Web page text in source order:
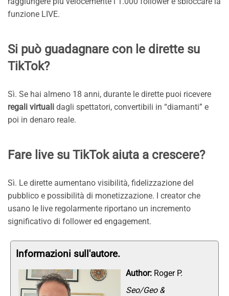
funzione LIVE.
Si può guadagnare con le dirette su
TikTok?
Sì. Se hai almeno 18 anni, durante le dirette puoi ricevere
regali virtuali dagli spettatori, convertibili in “diamanti” e
poi in denaro reale.
Fare live su TikTok aiuta a crescere?
Sì. Le dirette aumentano visibilità, fidelizzazione del
pubblico e possibilità di monetizzazione. I creator che
usano le live regolarmente riportano un incremento
significativo di follower ed engagement.
Informazioni sull'autore.
Author: Roger P.
Seo/Geo &